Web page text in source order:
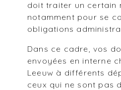
doit traiter un certain
notamment pour se
obligations
Dans ce cadre, vos
envoyées en interne
Leeuw à différents
ceux qui ne sont pas